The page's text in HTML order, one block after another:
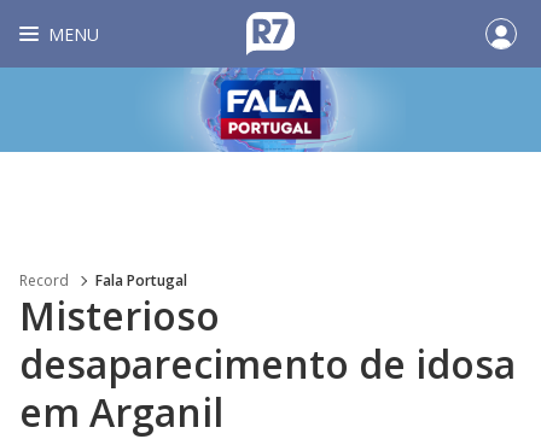
MENU
Record Fala Portugal
Misterioso
desaparecimento de idosa
em Arganil